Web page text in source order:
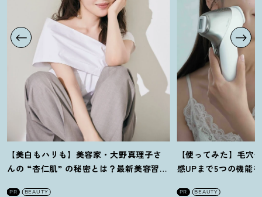
【美白もハリも】美容家・大野真理子さ
んの “杏仁肌” の秘密とは ？ 最新美容習慣
PR BEAUTY
【使ってみた】毛穴
感UPまで5つの機能
PR BEAUTY